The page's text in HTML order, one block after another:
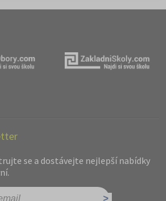
se a dostávejte nejlepší nabídky